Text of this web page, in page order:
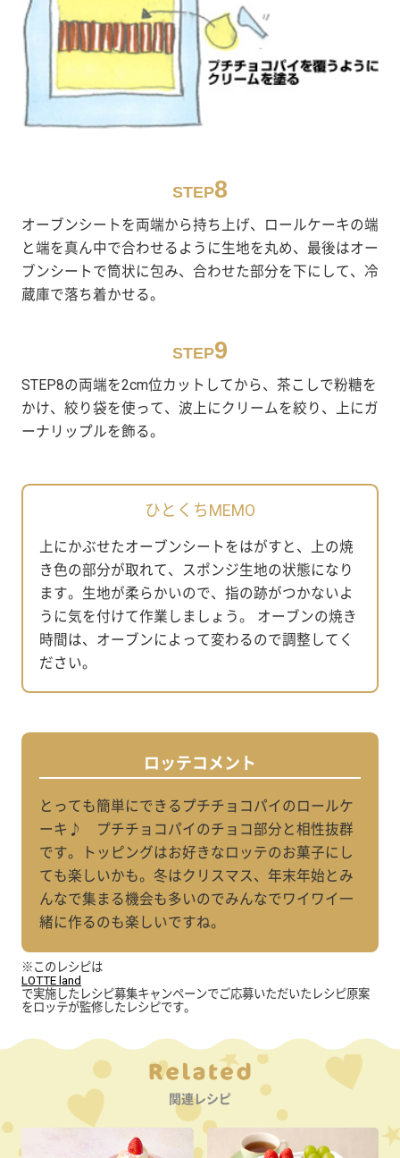
STEP8
オーブンシートを両端から持ち上げ、ロールケーキの端
と端を真ん中で合わせるように生地を丸め、最後はオー
ブンシートで筒状に包み、合わせた部分を下にして、冷
蔵庫で落ち着かせる。
STEP9
STEP8の両端を2cm位カットしてから、茶こしで粉糖を
かけ、絞り袋を使って、波上にクリームを絞り、上にガ
ーナリップルを飾る。
ひとくちMEMO
上にかぶせたオーブンシートをはがすと、上の焼
き色の部分が取れて、スポンジ生地の状態になり
ます。生地が柔らかいので、指の跡がつかないよ
うに気を付けて作業しましょう。 オーブンの焼き
時間は、オーブンによって変わるので調整してく
ださい。
ロッテコメント
とっても簡単にできるプチチョコパイのロールケ
ーキ♪ プチチョコパイのチョコ部分と相性抜群
です。トッピングはお好きなロッテのお菓子にし
ても楽しいかも。冬はクリスマス、年末年始とみ
んなで集まる機会も多いのでみんなでワイワイ一
緒に作るのも楽しいですね。
※このレシピは
LOTTE land
で実施したレシピ募集キャンペーンでご応募いただいたレシピ原案
をロッテが監修したレシピです。
Category
関連レシピ